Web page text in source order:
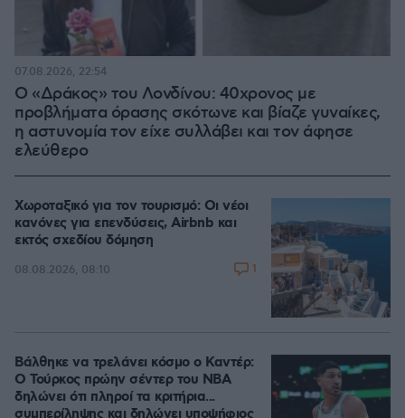
Ο «Δράκος» του Λονδίνου: 40χρονος με
προβλήματα όρασης σκότωνε και βίαζε γυναίκες,
η αστυνομία τον είχε συλλάβει και τον άφησε
ελεύθερο
07.08.2026, 22:54
Χωροταξικό για τον τουρισμό: Οι νέοι
κανόνες για επενδύσεις, Airbnb και
εκτός σχεδίου δόμηση
08.08.2026, 08:10 1
Βάλθηκε να τρελάνει κόσμο ο Καντέρ:
Ο Τούρκος πρώην σέντερ του NBA
δηλώνει ότι πληροί τα κριτήρια...
συμπερίληψης και δηλώνει υποψήφιος